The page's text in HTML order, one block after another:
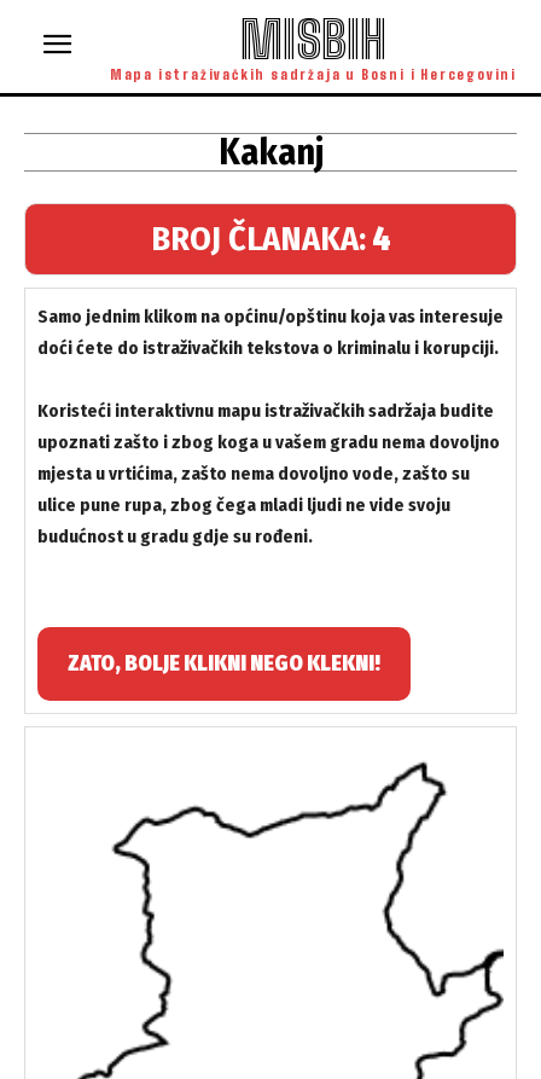
MISBIH
Mapa istraživačkih sadržaja u Bosni i Hercegovini
Kakanj
BROJ ČLANAKA:4
Samo jednim klikom na općinu/opštinu koja vas interesuje
doći ćete do istraživačkih tekstova o kriminalu i korupciji.
Koristeći interaktivnu mapu istraživačkih sadržaja budite
upoznati zašto i zbog koga u vašem gradu nema dovoljno
mjesta u vrtićima, zašto nema dovoljno vode, zašto su
ulice pune rupa, zbog čega mladi ljudi ne vide svoju
budućnost u gradu gdje su rođeni.
ZATO, BOLJE KLIKNI NEGO KLEKNI!